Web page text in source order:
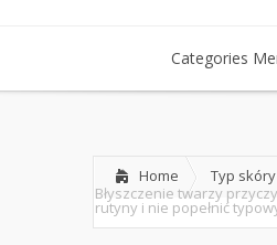
Categories
Home
Typ
Błyszczenie twarzy
rutyny i nie popełnić